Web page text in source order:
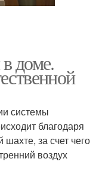
доме.
системы
благодаря
за счет чего
воздух